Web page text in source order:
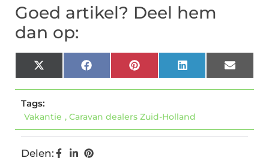
Goed artikel? Deel hem
dan op:
X
(Twitter)
FacebookPinterestLinkedInEmail
Tags:
Vakantie , Caravan dealers Zuid-Holland
Delen: